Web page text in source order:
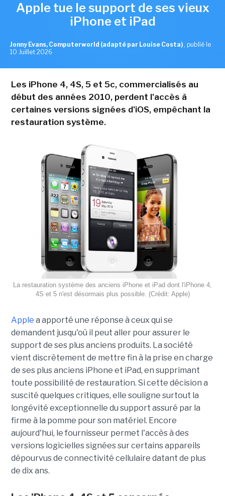
Apple tue le support de ses vieux
iPhone et iPad
Jonny Evans, Computerworld (adapté par Louise Costa) , publié le
10 Juillet 2026
Les iPhone 4, 4S, 5 et 5c, commercialisés au
début des années 2010, perdent l'accès à
certaines versions signées d'iOS, empêchant la
restauration système.
La restauration système des anciens iPhone et iPad dont l'iPhone 4,
4S et 5 n'est désormais plus possible. (Crédit: Apple)
Apple a apporté une réponse à ceux qui se
demandent jusqu'où il peut aller pour assurer le
support de ses plus anciens produits. La société
vient discrètement de mettre fin à la prise en charge
de ses plus anciens iPhone et iPad, en supprimant
toute possibilité de restauration. Si cette décision a
suscité quelques critiques, elle souligne surtout la
longévité exceptionnelle du support assuré par la
firme à la pomme pour son matériel. Encore
aujourd'hui, le fournisseur permet l'accès à des
versions logicielles signées sur certains appareils
dépourvus de connectivité cellulaire datant de plus
de dix ans.